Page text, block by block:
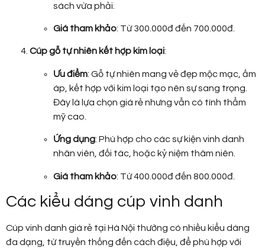
sách vừa phải.
Giá tham khảo: Từ 300.000đ đến 700.000đ.
Cúp gỗ tự nhiên kết hợp kim loại:
Ưu điểm: Gỗ tự nhiên mang vẻ đẹp mộc mạc, ấm
áp, kết hợp với kim loại tạo nên sự sang trọng.
Đây là lựa chọn giá rẻ nhưng vẫn có tính thẩm
mỹ cao.
Ứng dụng: Phù hợp cho các sự kiện vinh danh
nhân viên, đối tác, hoặc kỷ niệm thâm niên.
Giá tham khảo: Từ 400.000đ đến 800.000đ.
Các kiểu dáng cúp vinh danh
Cúp vinh danh giá rẻ tại Hà Nội thường có nhiều kiểu dáng
đa dạng, từ truyền thống đến cách điệu, để phù hợp với